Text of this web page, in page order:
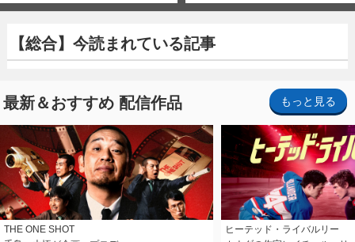
【総合】今読まれている記事
最新＆おすすめ 配信作品 もっと見る
THE ONE SHOT
ヒーテッド・ライバルリー